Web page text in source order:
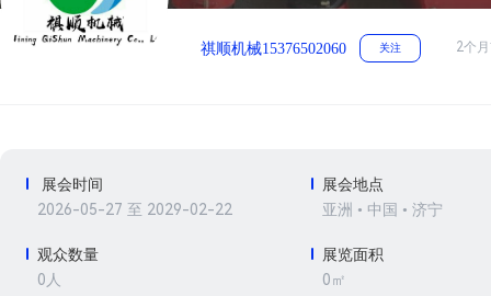
祺顺机械15376502060 关注 2个
展会时间
2026-05-27 至 2029-02-22
展会地点
亚洲 • 中国 • 济宁
观众数量
0人
展览面积
0㎡